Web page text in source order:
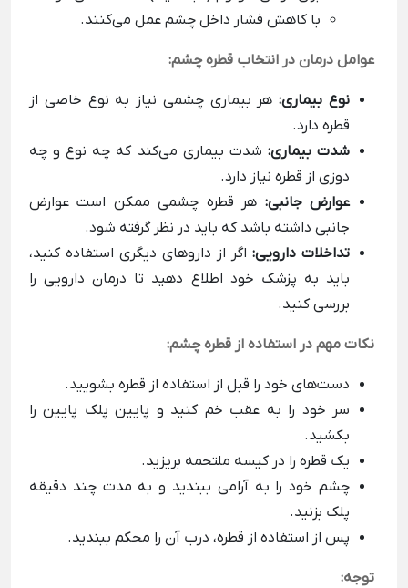
با کاهش فشار داخل چشم عمل می‌کنند.
عوامل درمان در انتخاب قطره چشم:
نوع بیماری:هر بیماری چشمی نیاز به نوع خاصی از
قطره دارد.
شدت بیماری: شدت بیماری می‌کند که چه نوع و چه
دوزی از قطره نیاز دارد.
عوارض جانبی: هر قطره چشمی ممکن است عوارض
جانبی داشته باشد که باید در نظر گرفته شود.
تداخلات دارویی: اگر از داروهای دیگری استفاده کنید،
باید به پزشک خود اطلاع دهید تا درمان دارویی را
بررسی کنید.
نکات مهم در استفاده از قطره چشم:
دست‌های خود را قبل از استفاده از قطره بشویید.
سر خود را به عقب خم کنید و پایین پلک پایین را
بکشید.
یک قطره را در کیسه ملتحمه بریزید.
چشم خود را به آرامی ببندید و به مدت چند دقیقه
پلک بزنید.
پس از استفاده از قطره، درب آن را محکم ببندید.
توجه: